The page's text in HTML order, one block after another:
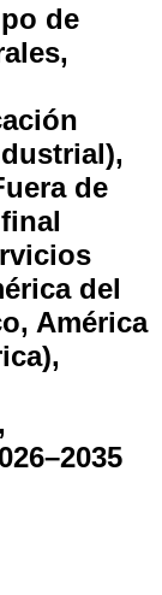
de
de
del
América